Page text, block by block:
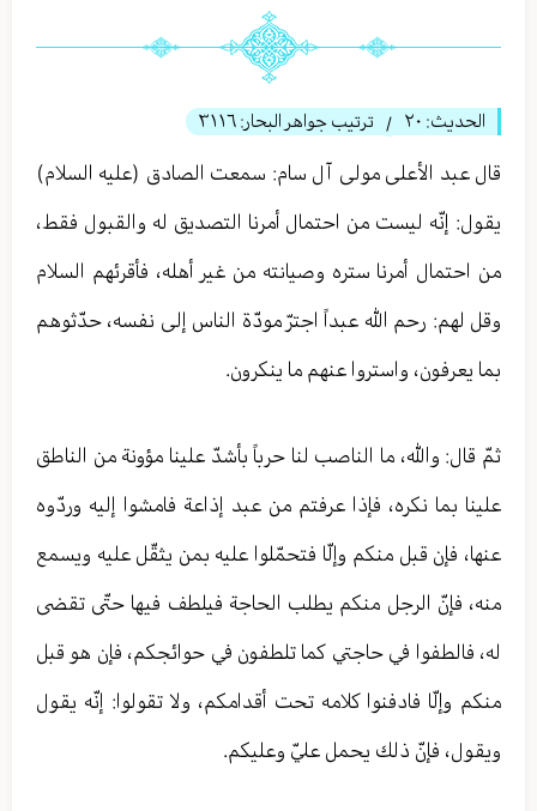
الحديث: ٢۰ / ترتيب جواهر البحار: ٣١١٦
قال عبد الأعلی مولی آل سام: سمعت الصادق (عليه السلام)
يقول: إنّه ليست من احتمال أمرنا التصديق له والقبول فقط،
من احتمال أمرنا ستره وصيانته من غير أهله، فأقرئهم السلام
وقل لهم: رحم الله عبداً اجترّ مودّة الناس إلى نفسه، حدّثوهم
بما يعرفون، واستروا عنهم ما ينكرون.
ثمّ قال: والله، ما الناصب لنا حرباً بأشدّ علينا مؤونة من الناطق
علينا بما نكره، فإذا عرفتم من عبد إذاعة فامشوا إليه وردّوه
عنها، فإن قبل منكم وإلّا فتحمّلوا عليه بمن يثقّل عليه ويسمع
منه، فإنّ الرجل منكم يطلب الحاجة فيلطف فيها حتّى تقضى
له، فالطفوا في حاجتي كما تلطفون في حوائجكم، فإن هو قبل
منكم وإلّا فادفنوا كلامه تحت أقدامكم، ولا تقولوا: إنّه يقول
ويقول، فإنّ ذلك يحمل عليّ وعليكم.